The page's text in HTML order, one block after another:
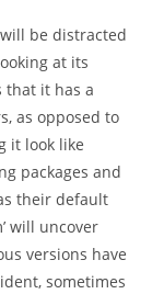
be distracted
at its
that it has a
as opposed to
it look like
packages and
their default
will uncover
versions have
sometimes